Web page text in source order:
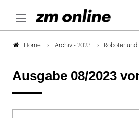
Home Archiv - 2023 Roboter und
Ausgabe 08/2023